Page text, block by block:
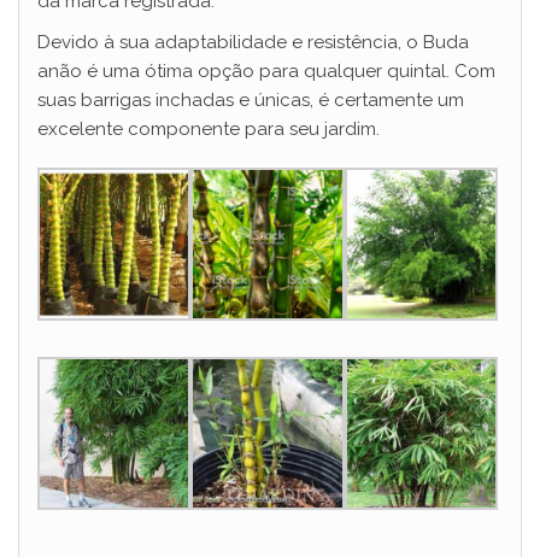
Devido à sua adaptabilidade e resistência, o Buda
anão é uma ótima opção para qualquer quintal. Com
suas barrigas inchadas e únicas, é certamente um
excelente componente para seu jardim.